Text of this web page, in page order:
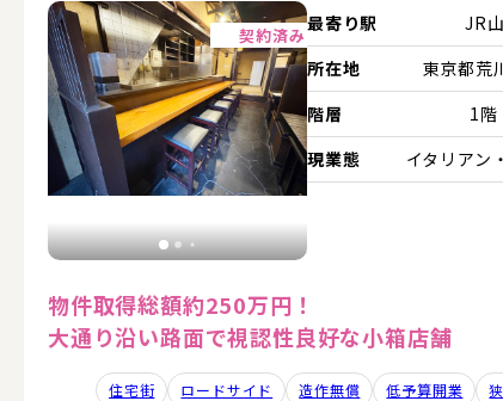
契約済み
詳細を見る
最寄り駅 JR
所在地
東京都荒
階層
1階
現業態
イタリアン
物件取得総額約250万円！
大通り沿い路面で視認性良好な小箱店舗
住宅街 ロードサイド 造作無償 低予算開業